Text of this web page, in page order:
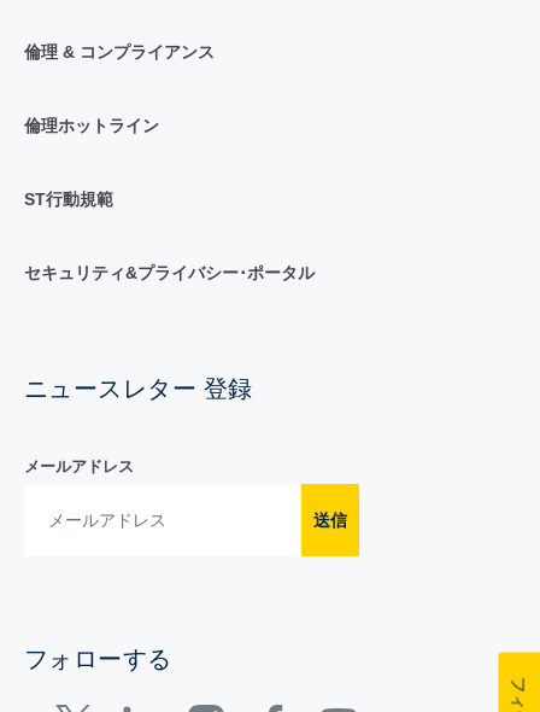
倫理 & コンプライアンス
倫理ホットライン
ST行動規範
セキュリティ&プライバシー･ポータル
ニュースレター 登録
メールアドレス
送信
フォローする